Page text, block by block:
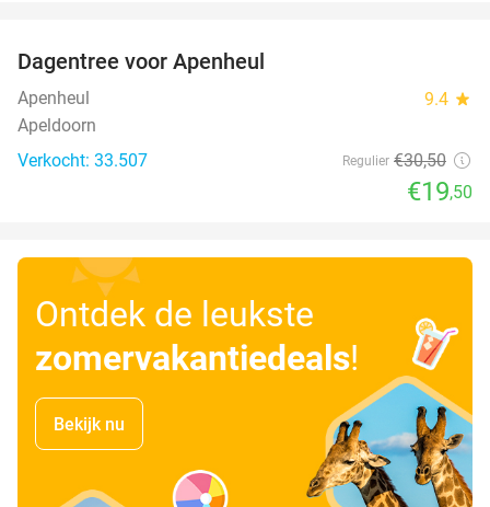
Dagentree voor Apenheul
Apenheul 9.4 star
Apeldoorn
Verkocht: 33.507
Regulier €30,50
€19,50
Ontdek de leukste
zomervakantiedeals!
Bekijk nu